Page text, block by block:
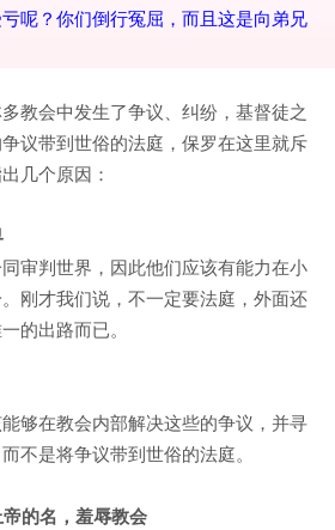
呢？你们倒行冤屈，而且这是向弟兄
教会中发生了争议、纠纷，基督徒之
议带到世俗的法庭，保罗在这里就斥
几个原因：
审判世界，因此他们应该有能力在小
刚才我们说，不一定要法庭，外面还
的出路而已。
够在教会内部解决这些的争议，并寻
不是将争议带到世俗的法庭。
的名，羞辱教会